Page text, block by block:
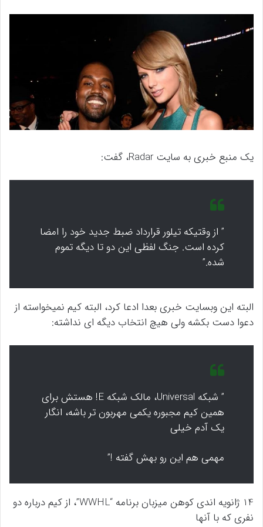
یک منبع خبری به سایت Radar، گفت:
” از وقتیکه تیلور قرارداد ضبط جدید خود را امضا
کرده است. جنگ لفظی این دو تا دیگه تموم
شده.”
البته این وبسایت خبری بعدا ادعا کرد، البته کیم نمیخواسته از
دعوا دست بکشه ولی هیچ انتخاب دیگه ای نداشته:
” شبکه Universal، مالک شبکه E! هستش برای
همین کیم مجبوره یکمی مهربون تر باشه، انگار
یک آدم خیلی
مهمی هم این رو بهش گفته !”
14 ژانویه اندی کوهن میزبان برنامه “WWHL”، از کیم درباره دو
نفری که با آنها